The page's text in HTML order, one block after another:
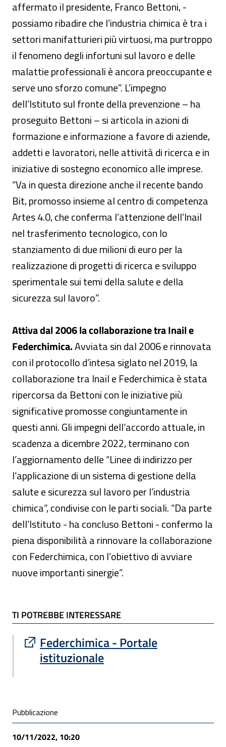
affermato il presidente, Franco Bettoni, -
possiamo ribadire che l’industria chimica è tra i
settori manifatturieri più virtuosi, ma purtroppo
il fenomeno degli infortuni sul lavoro e delle
malattie professionali è ancora preoccupante e
serve uno sforzo comune”. L’impegno
dell’Istituto sul fronte della prevenzione – ha
proseguito Bettoni – si articola in azioni di
formazione e informazione a favore di aziende,
addetti e lavoratori, nelle attività di ricerca e in
iniziative di sostegno economico alle imprese.
“Va in questa direzione anche il recente bando
Bit, promosso insieme al centro di competenza
Artes 4.0, che conferma l’attenzione dell’Inail
nel trasferimento tecnologico, con lo
stanziamento di due milioni di euro per la
realizzazione di progetti di ricerca e sviluppo
sperimentale sui temi della salute e della
sicurezza sul lavoro”.
Attiva dal 2006 la collaborazione tra Inail e
Federchimica.Avviata sin dal 2006 e rinnovata
con il protocollo d’intesa siglato nel 2019, la
collaborazione tra Inail e Federchimica è stata
ripercorsa da Bettoni con le iniziative più
significative promosse congiuntamente in
questi anni. Gli impegni dell’accordo attuale, in
scadenza a dicembre 2022, terminano con
l’aggiornamento delle “Linee di indirizzo per
l’applicazione di un sistema di gestione della
salute e sicurezza sul lavoro per l’industria
chimica”, condivise con le parti sociali. “Da parte
dell’Istituto - ha concluso Bettoni - confermo la
piena disponibilità a rinnovare la collaborazione
con Federchimica, con l’obiettivo di avviare
nuove importanti sinergie”.
TI POTREBBE INTERESSARE
TI POTREBBE INTERESSARE
Federchimica - Portale
istituzionale
Sito esterno : apre una nuova finestra
Condivisione social
Pubblicazione
10/11/2022, 10:20